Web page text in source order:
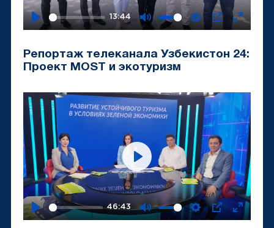
Play
13:44
Mute Settings
PIP Enter
Репортаж телеканала Узбекистон 24:
Проект MOST и экотуризм
Play
46:43
Mute Settings
PIP Enter
Play